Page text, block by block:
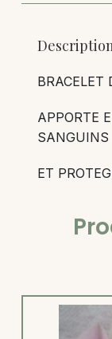
BRACELET
APPORTE
SANGUINS
ET